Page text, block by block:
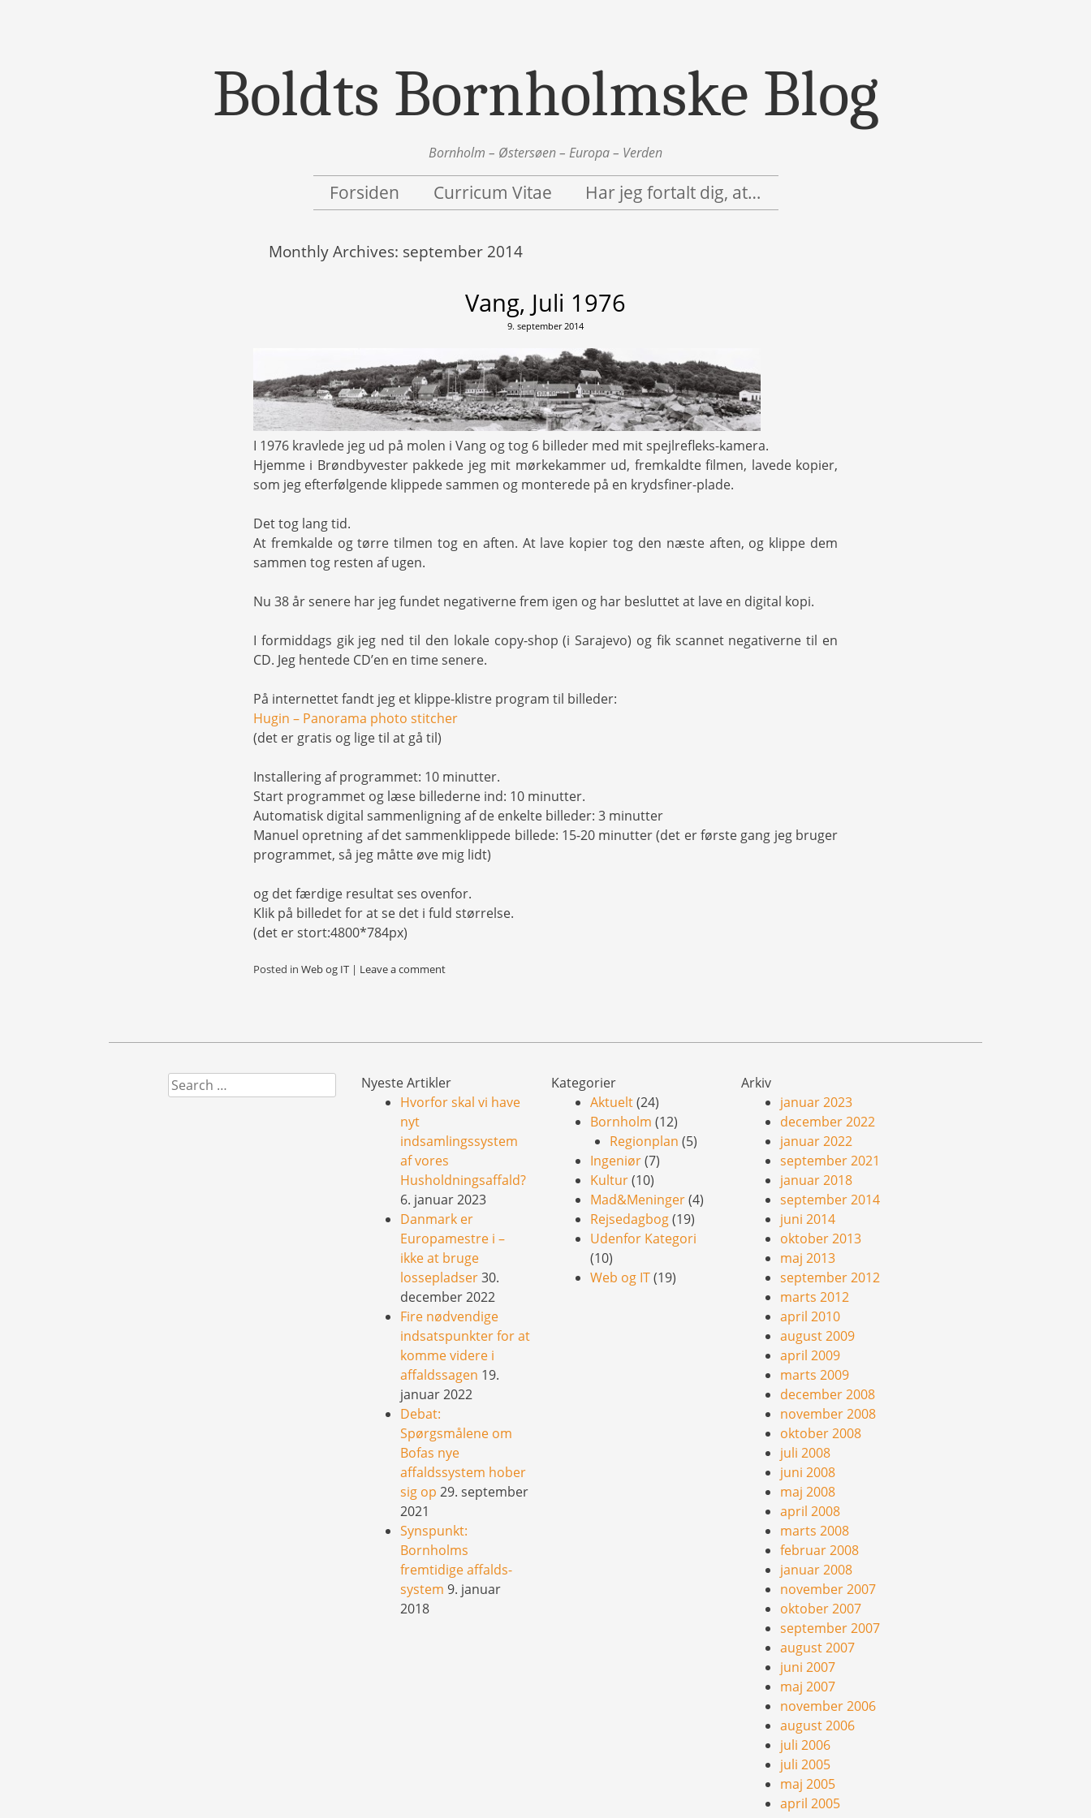
Boldts Bornholmske Blog
Bornholm – Østersøen – Europa – Verden
Forsiden Curricum Vitae Har jeg fortalt dig, at…
Monthly Archives: september 2014
Vang, Juli 1976
9. september 2014
I 1976 kravlede jeg ud på molen i Vang og tog 6 billeder med mit spejlrefleks-kamera.
Hjemme i Brøndbyvester pakkede jeg mit mørkekammer ud, fremkaldte filmen, lavede kopier,
som jeg efterfølgende klippede sammen og monterede på en krydsfiner-plade.
Det tog lang tid.
At fremkalde og tørre tilmen tog en aften. At lave kopier tog den næste aften, og klippe dem
sammen tog resten af ugen.
Nu 38 år senere har jeg fundet negativerne frem igen og har besluttet at lave en digital kopi.
I formiddags gik jeg ned til den lokale copy-shop (i Sarajevo) og fik scannet negativerne til en
CD. Jeg hentede CD’en en time senere.
På internettet fandt jeg et klippe-klistre program til billeder:
Hugin – Panorama photo stitcher
(det er gratis og lige til at gå til)
Installering af programmet: 10 minutter.
Start programmet og læse billederne ind: 10 minutter.
Automatisk digital sammenligning af de enkelte billeder: 3 minutter
Manuel opretning af det sammenklippede billede: 15-20 minutter (det er første gang jeg bruger
programmet, så jeg måtte øve mig lidt)
og det færdige resultat ses ovenfor.
Klik på billedet for at se det i fuld størrelse.
(det er stort:4800*784px)
Posted in Web og IT | Leave a comment
Search
Nyeste Artikler
Hvorfor skal vi have
nyt
indsamlingssystem
af vores
Husholdningsaffald?
6. januar 2023
Danmark er
Europamestre i –
ikke at bruge
lossepladser30.
december 2022
Fire nødvendige
indsatspunkter for at
komme videre i
affaldssagen 19.
januar 2022
Debat:
Spørgsmålene om
Bofas nye
affaldssystem hober
sig op 29. september
2021
Synspunkt:
Bornholms
fremtidige affalds-
system 9. januar
2018
Kategorier
Aktuelt(24)
Bornholm (12)
Regionplan (5)
Ingeniør(7)
Kultur(10)
Mad&Meninger(4)
Rejsedagbog(19)
Udenfor Kategori
(10)
Web og IT(19)
Arkiv
januar 2023
december 2022
januar 2022
september 2021
januar 2018
september 2014
juni 2014
oktober 2013
maj 2013
september 2012
marts 2012
april 2010
august 2009
april 2009
marts 2009
december 2008
november 2008
oktober 2008
juli 2008
juni 2008
maj 2008
april 2008
marts 2008
februar 2008
januar 2008
november 2007
oktober 2007
september 2007
august 2007
juni 2007
maj 2007
november 2006
august 2006
juli 2006
juli 2005
maj 2005
april 2005